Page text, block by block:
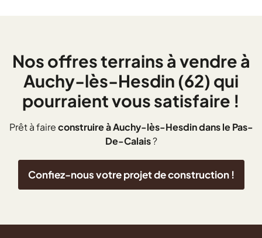
Nos offres terrains à vendre à
Auchy-lès-Hesdin (62) qui
pourraient vous satisfaire !
Prêt à faireconstruire à Auchy-lès-Hesdin dans le Pas-
De-Calais?
Confiez-nous votre projet de construction !